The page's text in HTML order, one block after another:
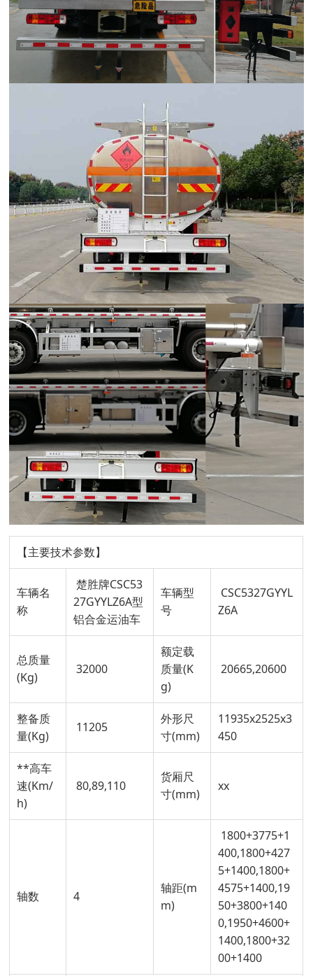
【主要技术参数】
车辆名
称
楚胜牌CSC53
27GYYLZ6A型
铝合金运油车
车辆型
号
CSC5327GYYL
Z6A
总质量
(Kg)
32000
额定载
质量(K
g)
20665,20600
整备质
量(Kg)
11205
外形尺
寸(mm)
11935x2525x3
450
**高车
速(Km/
h)
80,89,110
货厢尺
寸(mm)
xx
轴数 4
轴距(m
m)
1800+3775+1
400,1800+427
5+1400,1800+
4575+1400,19
50+3800+140
0,1950+4600+
1400,1800+32
00+1400